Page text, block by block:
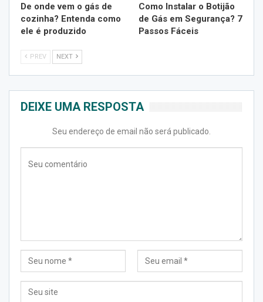
De onde vem o gás de
cozinha? Entenda como
ele é produzido
Como Instalar o Botijão
de Gás em Segurança? 7
Passos Fáceis
PREV NEXT
DEIXE UMA RESPOSTA
Seu endereço de email não será publicado.